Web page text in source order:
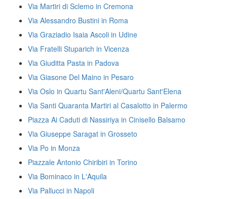
Via Martiri di Sclemo in Cremona
Via Alessandro Bustini in Roma
Via Graziadio Isaia Ascoli in Udine
Via Fratelli Stuparich in Vicenza
Via Giuditta Pasta in Padova
Via Giasone Del Maino in Pesaro
Via Oslo in Quartu Sant'Aleni/Quartu Sant'Elena
Via Santi Quaranta Martiri al Casalotto in Palermo
Piazza Ai Caduti di Nassiriya in Cinisello Balsamo
Via Giuseppe Saragat in Grosseto
Via Po in Monza
Piazzale Antonio Chiribiri in Torino
Via Bominaco in L'Aquila
Via Pallucci in Napoli